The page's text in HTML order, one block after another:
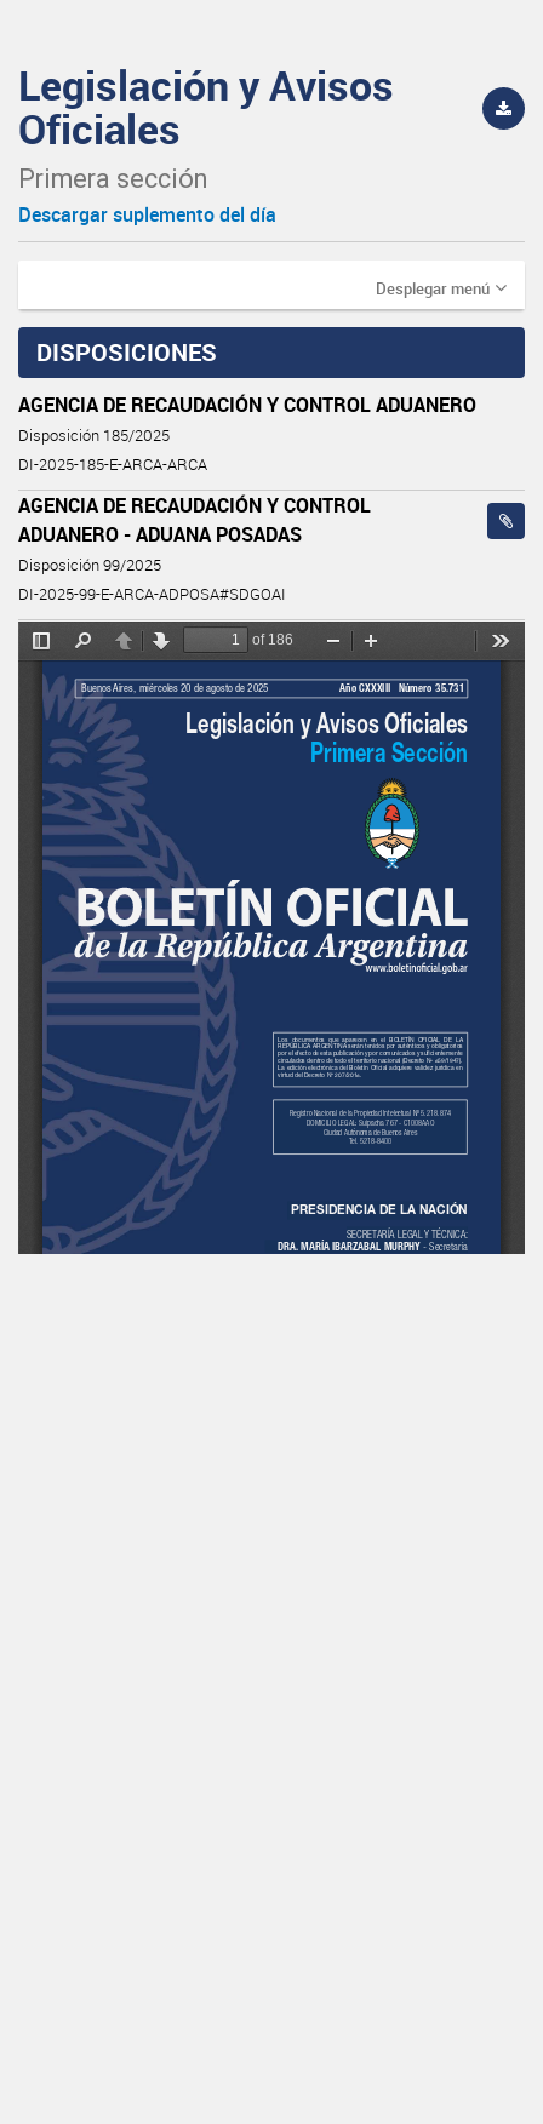
Legislación y Avisos
Oficiales
Primera sección
Descargar suplemento del día
Desplegar menú
DISPOSICIONES
AGENCIA DE RECAUDACIÓN Y CONTROL ADUANERO
Disposición 185/2025
DI-2025-185-E-ARCA-ARCA
AGENCIA DE RECAUDACIÓN Y CONTROL
ADUANERO - ADUANA POSADAS
Disposición 99/2025
DI-2025-99-E-ARCA-ADPOSA#SDGOAI